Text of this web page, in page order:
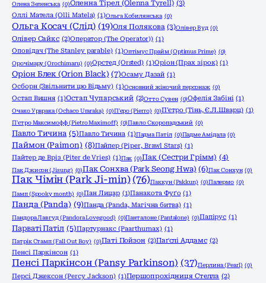
Олена Зеленська (0)Оленна Тірел (Olenna Tyrell) (3)
Оллі Матела (Olli Matela) (1)Ольга Кобилянська (0)
Ольга Косач (Слід) (19)Оля Полякова (3)Олівер Вуд (0)
Олівер Сайкс (2)Оператор (The Operator)) (1)
Оповідач (The Stanley parable) (1)Оптімус Прайм (Optimus Prime) (0)
Орочімару (Orochimaru) (0)Орстед (Orsted) (1)Оріон (Прах зірок) (1)
Оріон Блек (Orion Black) (7)Осаму Дазай (1)
Осборн (Звільнити цю Відьму) (1)Основний жіночий персонаж (0)
Остап Вишня (1)Остап Чупарський (2)Отто Сувен (0)Офелія Забіні (1)
Очако Урарака (Ochaco Uraraka) (0)П'єро (Pierro) (0)П'єтро (Тінь, Є.Л.Шварц) (1)
П'єтро Максимофф (Pietro Maximoff) (0)Павло Скоропадський (0)
Павло Тичина (5)Павло Тичина (1)Падма Патіл (0)Падме Амідала (0)
Паймон (Paimon) (8)Пайпер (Piper, Brawl Stars) (1)
Пайтер де Вріз (Piter de Vries) (1)Пак (0)Пак (Сестри Грімм) (4)
Пак Джисон (Jisung) (0)Пак Сонхва (Park Seong Hwa) (6)Пак Сонхун (0)
Пак Чімін (Park Ji-min) (76)Паккун (Pakkun) (0)Палермо (0)
Памп (Spooky month) (0)Пан Лицар (1)Панакота Фуґо (1)
Панда (Panda) (9)Панда (Panda, Магічна битва) (1)
Пандора Лавгуд (Pandora Lovegood) (0)Панталоне (Pantalone) (0)Папірус (1)
Парваті Патіл (5)Партурнакс (Paarthurnax) (1)
Патрік Стамп (Fall Out Boy) (0)Паті Пойзон (2)Паґслі Аддамс (2)
Пенсі Паркінсон (1)
Пенсі Паркінсон (Pansy Parkinson) (37)Перлина (Pearl) (0)
Персі Джексон (Percy Jackson) (1)Першопрохідниця Стелла (2)